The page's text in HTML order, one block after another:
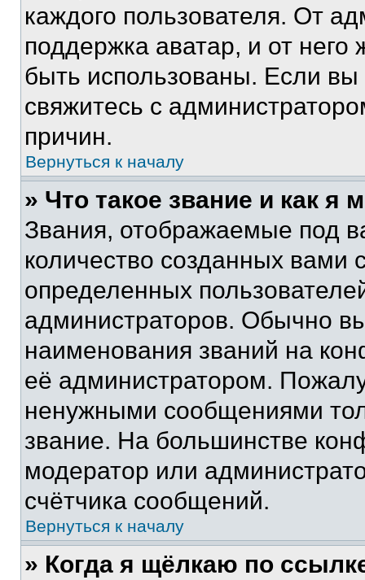
каждого пользователя. От
поддержка аватар, и от него
быть использованы. Если
свяжитесь с
причин.
Вернуться к началу
» Что такое звание и как я
Звания, отображаемые под
количество созданных
определенных
администраторов. Обычно
наименования званий на
её администратором.
ненужными сообщениями
звание. На большинстве
модератор или
счётчика сообщений.
Вернуться к началу
» Когда я щёлкаю по